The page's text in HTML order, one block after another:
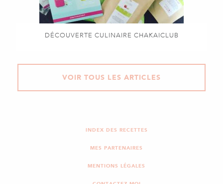
DÉCOUVERTE CULINAIRE CHAKAICLUB
VOIR TOUS LES ARTICLES
INDEX DES RECETTES
MES PARTENAIRES
MENTIONS LÉGALES